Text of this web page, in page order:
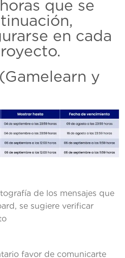
que se
en cada
y
de los mensajes que
se sugiere verificar
favor de comunicarte